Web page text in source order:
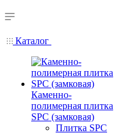
Каталог
Каменно-
полимерная плитка
SPC (замковая)
Плитка SPC